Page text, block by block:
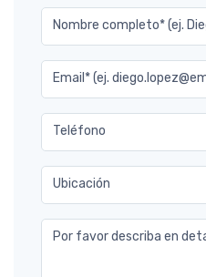
Nombre completo* (ej.
Email* (ej.
Teléfono
Ubicación
Por favor describa en